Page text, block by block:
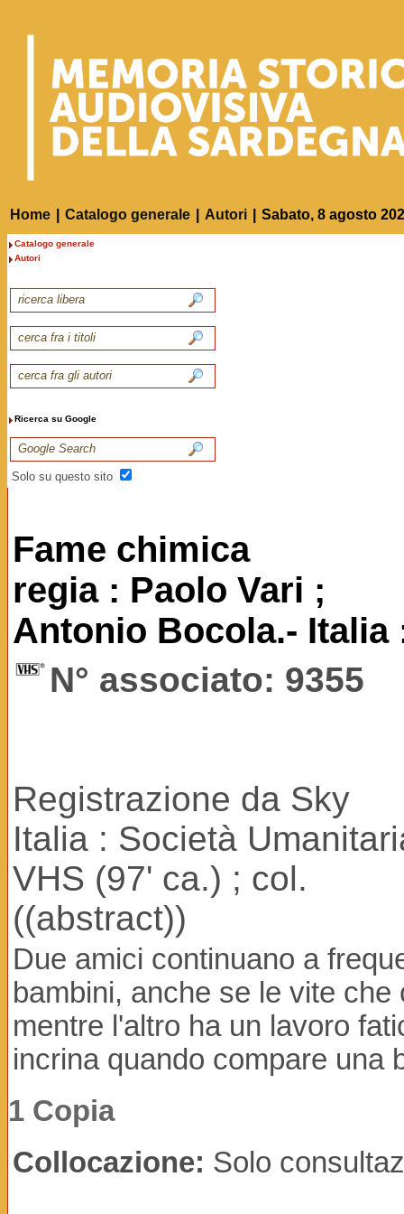
Home Catalogo generale Autori Sabato, 8 agosto
Catalogo generale
Autori
Ricerca su Google
Solo su questo sito
Fame chimica
regia : Paolo Vari ;
Antonio Bocola.- Italia
N° associato: 9355
Registrazione da Sky
Italia : Società
VHS (97' ca.) ; col.
((abstract))
Due amici continuano a
bambini, anche se le vite
mentre l'altro ha un lavoro
incrina quando compare una
1 Copia
Collocazione: Solo